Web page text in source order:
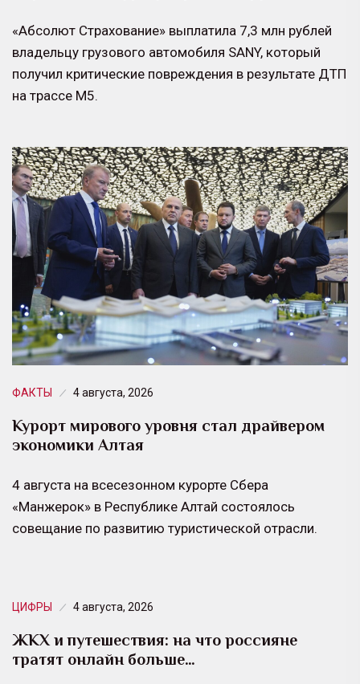
«Абсолют Страхование» выплатила 7,3 млн рублей
владельцу грузового автомобиля SANY, который
получил критические повреждения в результате ДТП
на трассе М5.
ФАКТЫ 4 августа, 2026
Курорт мирового уровня стал драйвером
экономики Алтая
4 августа на всесезонном курорте Сбера
«Манжерок» в Республике Алтай состоялось
совещание по развитию туристической отрасли.
ЦИФРЫ 4 августа, 2026
ЖКХ и путешествия: на что россияне
тратят онлайн больше…